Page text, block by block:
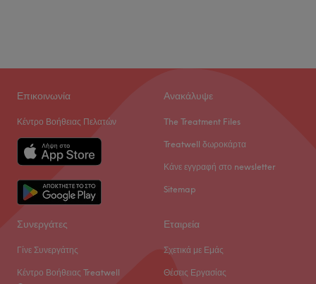
Επικοινωνία
Κέντρο Βοήθειας Πελατών
Ανακάλυψε
The Treatment Files
Treatwell δωροκάρτα
Κάνε εγγραφή στο newsletter
Sitemap
Συνεργάτες
Γίνε Συνεργάτης
Κέντρο Βοήθειας Treatwell
Εταιρεία
Σχετικά με Εμάς
Θέσεις Εργασίας